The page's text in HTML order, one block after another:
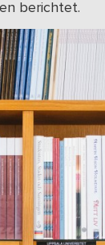
berichtet.